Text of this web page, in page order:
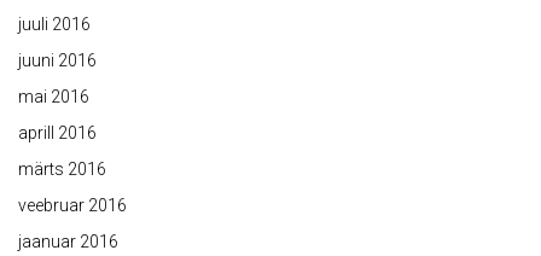
juuli 2016
juuni 2016
mai 2016
aprill 2016
märts 2016
veebruar 2016
jaanuar 2016